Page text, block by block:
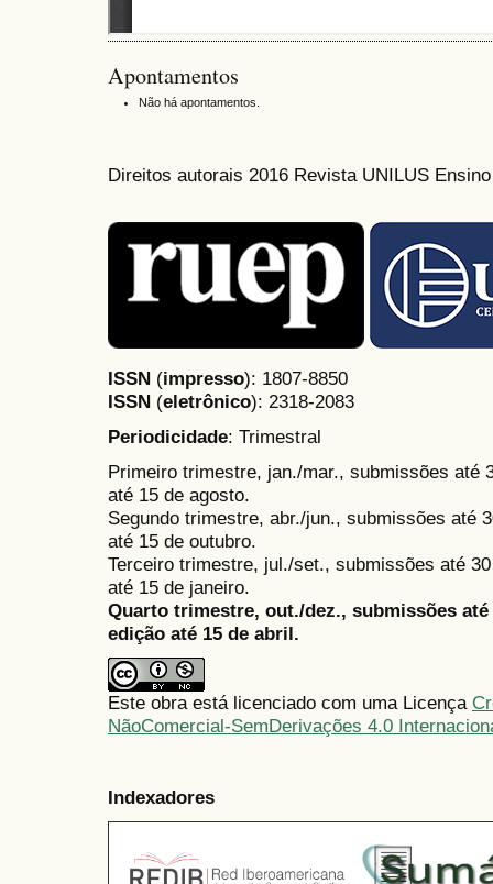
Apontamentos
Não há apontamentos.
Direitos autorais 2016 Revista UNILUS
ISSN (impresso): 1807-8850
ISSN (eletrônico): 2318-2083
Periodicidade: Trimestral
Primeiro trimestre, jan./mar., submissões até
até 15 de agosto.
Segundo trimestre, abr./jun., submissões até
até 15 de outubro.
Terceiro trimestre, jul./set., submissões até
até 15 de janeiro.
Quarto trimestre, out./dez., submissões
edição até 15 de abril.
Este obra está licenciado com uma Licença
NãoComercial-SemDerivações 4.0
Indexadores